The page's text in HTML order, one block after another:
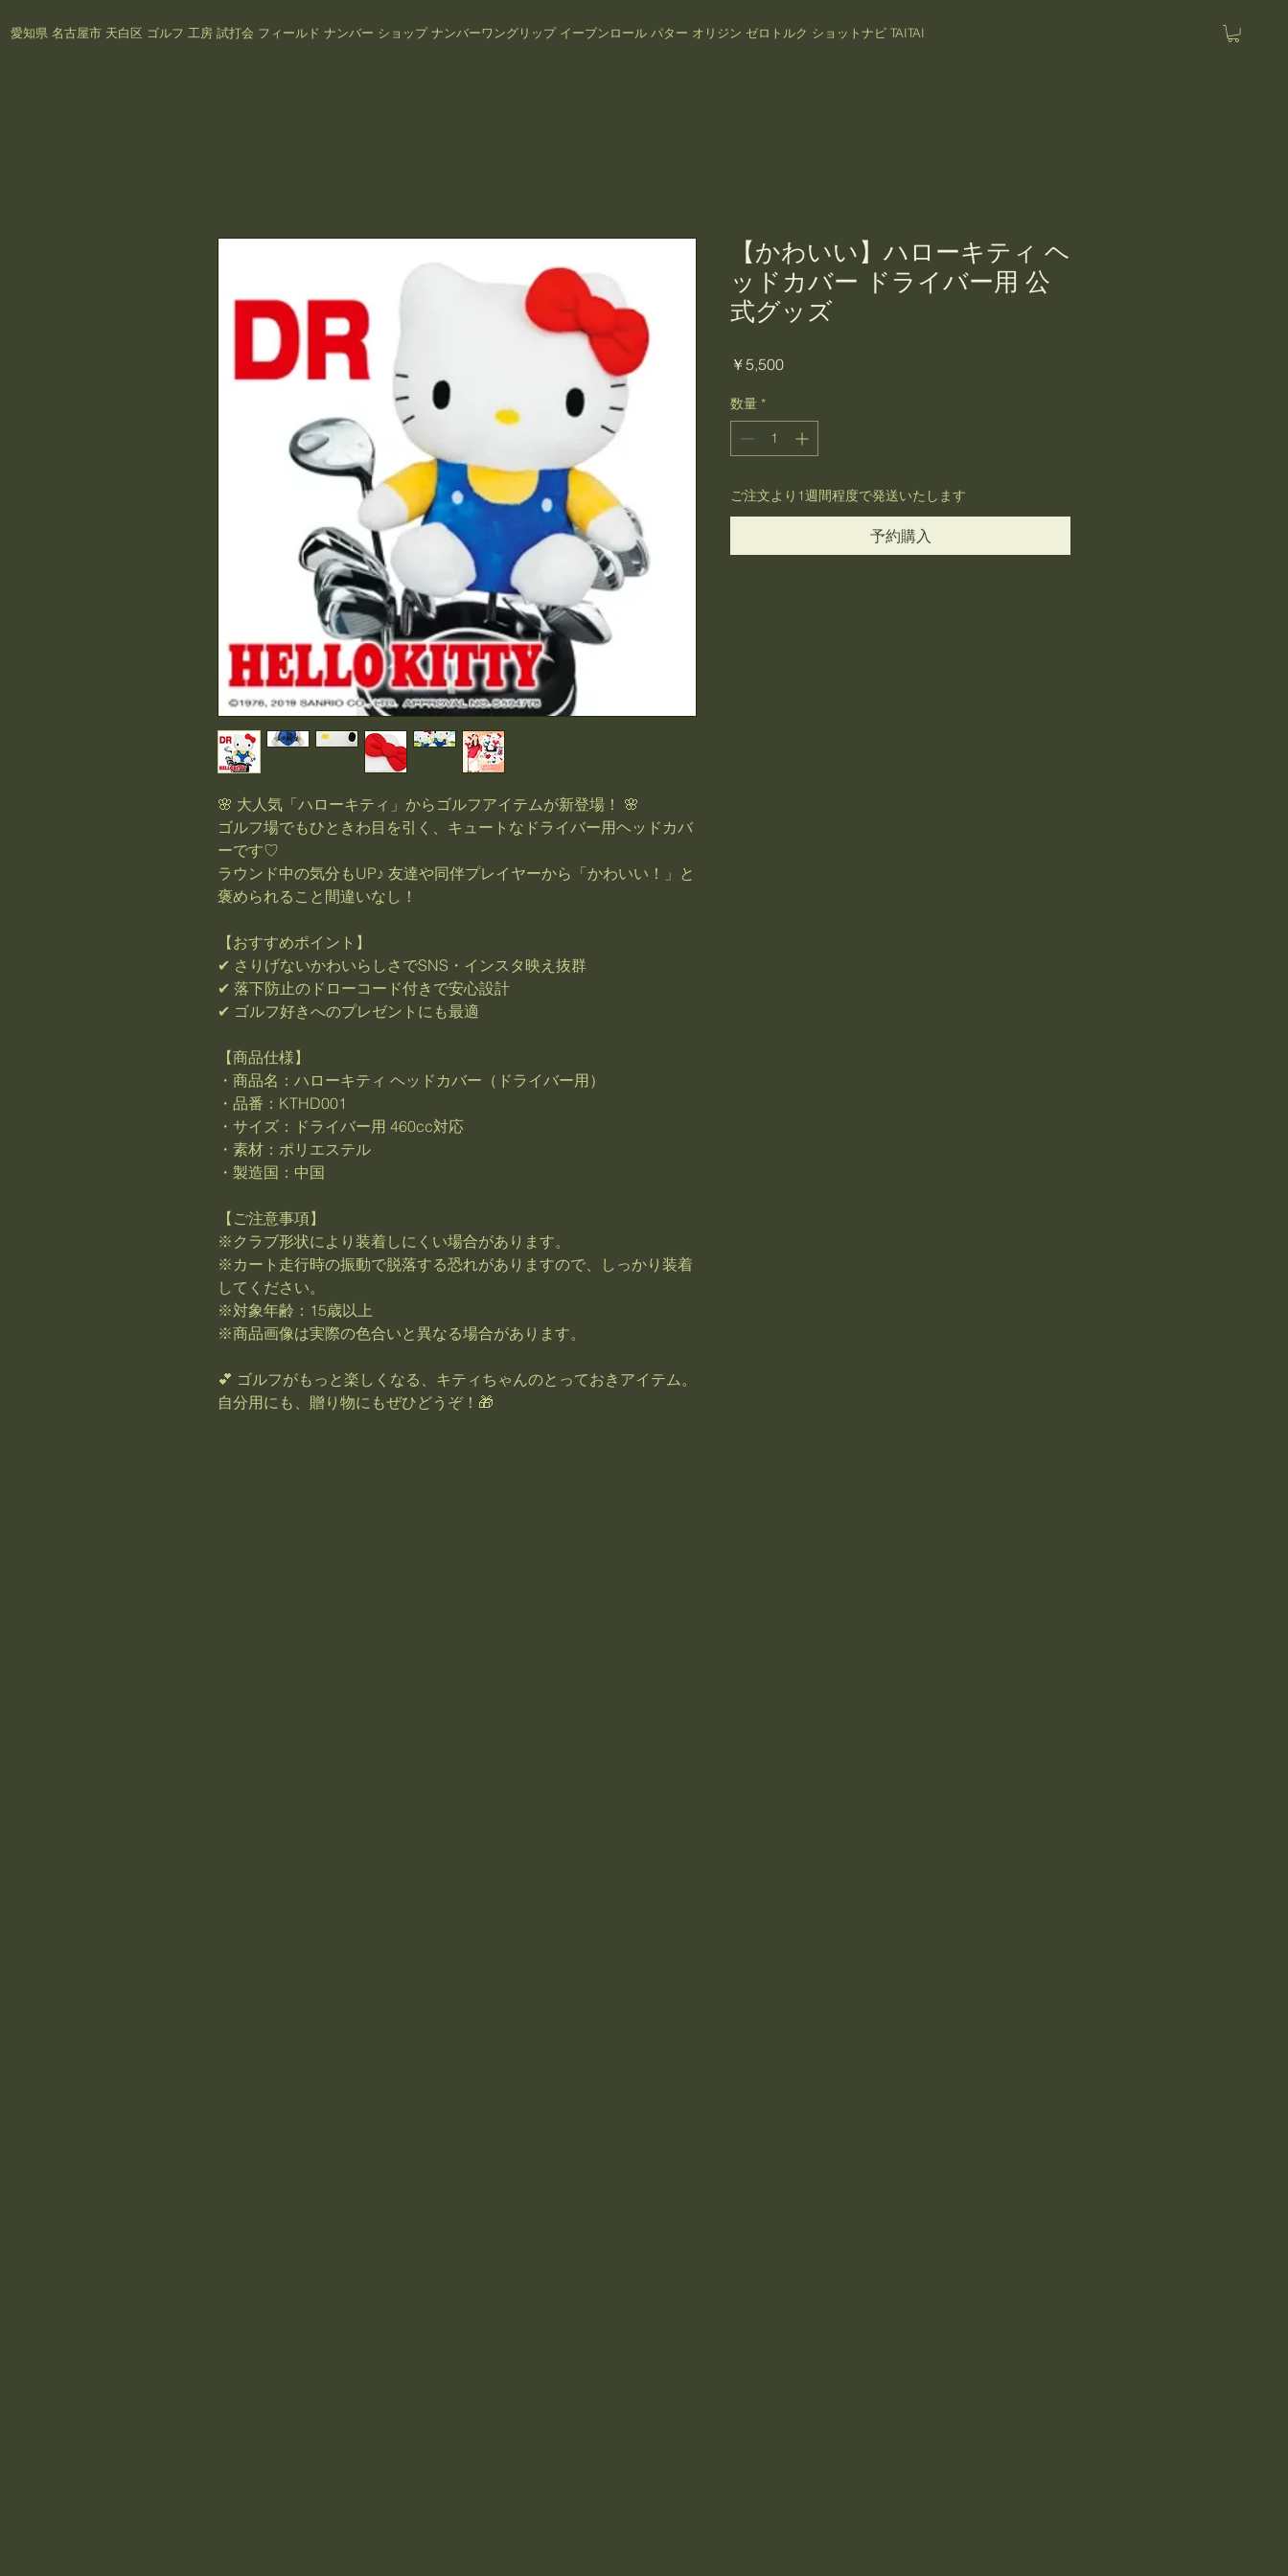
愛知県 名古屋市 天白区 ゴルフ 工房 試打会 フィールド ナンバー ショップナンバーワングリップ イーブンロール パター オリジン ゼロトルク ショットナビ TAITAI
🌸 大人気「ハローキティ」からゴルフアイテムが新登場！ 🌸
ゴルフ場でもひときわ目を引く、キュートなドライバー用ヘッドカバ
ーです♡
ラウンド中の気分もUP♪ 友達や同伴プレイヤーから「かわいい！」と
褒められること間違いなし！
【おすすめポイント】
✔ さりげないかわいらしさでSNS・インスタ映え抜群
✔ 落下防止のドローコード付きで安心設計
✔ ゴルフ好きへのプレゼントにも最適
【商品仕様】
・商品名：ハローキティ ヘッドカバー（ドライバー用）
・品番：KTHD001
・サイズ：ドライバー用 460cc対応
・素材：ポリエステル
・製造国：中国
【ご注意事項】
※クラブ形状により装着しにくい場合があります。
※カート走行時の振動で脱落する恐れがありますので、しっかり装着
してください。
※対象年齢：15歳以上
※商品画像は実際の色合いと異なる場合があります。
💕 ゴルフがもっと楽しくなる、キティちゃんのとっておきアイテム。
自分用にも、贈り物にもぜひどうぞ！🎁
【かわいい】ハローキティ ヘ
ッドカバー ドライバー用 公
式グッズ
￥5,500価
数量 *
ご注文より1週間程度で発送いたします
予約購入